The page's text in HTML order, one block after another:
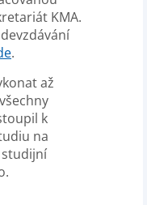
KMA.
.
až
k
na
studijní